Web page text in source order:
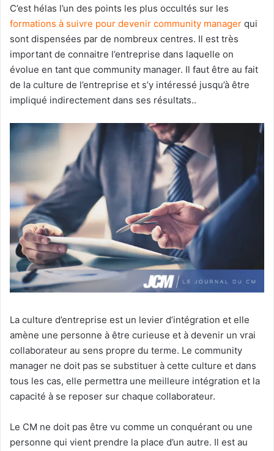
C’est hélas l’un des points les plus occultés sur les
formations à suivre pour devenir community manager qui
sont dispensées par de nombreux centres. Il est très
important de connaitre l’entreprise dans laquelle on
évolue en tant que community manager. Il faut être au fait
de la culture de l’entreprise et s’y intéressé jusqu’à être
impliqué indirectement dans ses résultats..
La culture d’entreprise est un levier d’intégration et elle
amène une personne à être curieuse et à devenir un vrai
collaborateur au sens propre du terme. Le community
manager ne doit pas se substituer à cette culture et dans
tous les cas, elle permettra une meilleure intégration et la
capacité à se reposer sur chaque collaborateur.
Le CM ne doit pas être vu comme un conquérant ou une
personne qui vient prendre la place d’un autre. Il est au